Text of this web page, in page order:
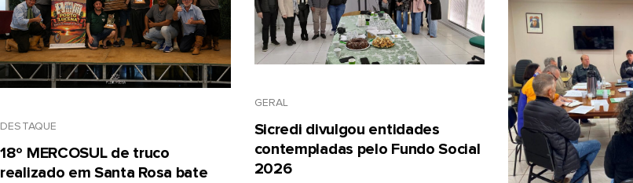
DESTAQUE
18º MERCOSUL de truco
realizado em Santa Rosa bate
GERAL
Sicredi divulgou entidades
contempladas pelo Fundo Social
2026